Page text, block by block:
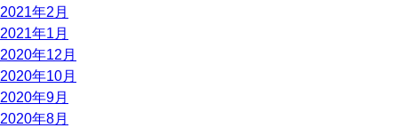
2021年2月
2021年1月
2020年12月
2020年10月
2020年9月
2020年8月